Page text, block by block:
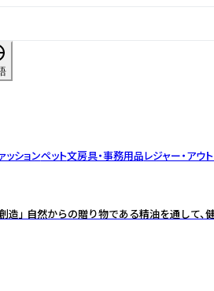
ッションペット文房具・事務用品レジャー・アウ
造」 自然からの贈り物である精油を通して